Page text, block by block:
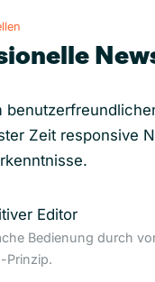
Zeit responsive
Editor
Bedienung durch
Prinzip.